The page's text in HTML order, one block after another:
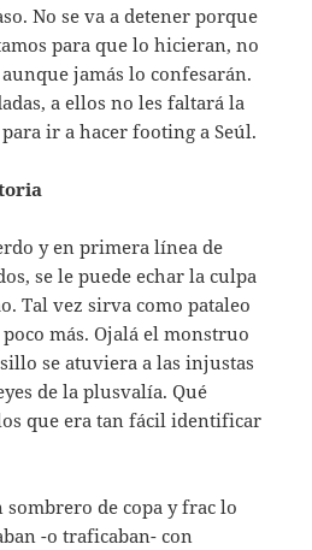
No se va a detener porque
para que lo hicieran, no
jamás lo confesarán.
a ellos no les faltará la
ir a hacer footing a Seúl.
y en primera línea de
se le puede echar la culpa
Tal vez sirva como pataleo
más. Ojalá el monstruo
se atuviera a las injustas
de la plusvalía. Qué
que era tan fácil identificar
de copa y frac lo
-o traficaban- con